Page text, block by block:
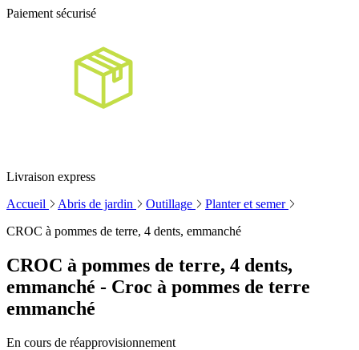
Paiement sécurisé
Livraison express
Accueil
Abris de jardin Outillage
Planter et semer
CROC à pommes de terre, 4 dents, emmanché
CROC à pommes de terre, 4 dents,
emmanché - Croc à pommes de terre
emmanché
En cours de réapprovisionnement